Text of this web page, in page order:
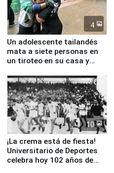
4
Un adolescente tailandés
mata a siete personas en
un tiroteo en su casa y
10
¡La crema está de fiesta!
Universitario de Deportes
celebra hoy 102 años de